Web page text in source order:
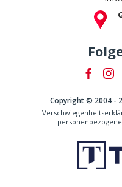
Copyright © 2004 -